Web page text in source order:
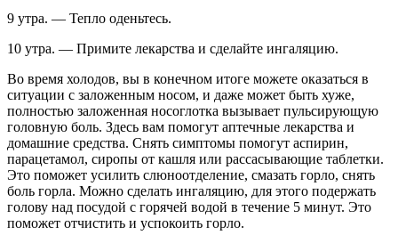
9 утра. — Тепло оденьтесь.
10 утра. — Примите лекарства и сделайте ингаляцию.
Во время холодов, вы в конечном итоге можете оказаться в
ситуации с заложенным носом, и даже может быть хуже,
полностью заложенная носоглотка вызывает пульсирующую
головную боль. Здесь вам помогут аптечные лекарства и
домашние средства. Снять симптомы помогут аспирин,
парацетамол, сиропы от кашля или рассасывающие таблетки.
Это поможет усилить слюноотделение, смазать горло, снять
боль горла. Можно сделать ингаляцию, для этого подержать
голову над посудой с горячей водой в течение 5 минут. Это
поможет отчистить и успокоить горло.